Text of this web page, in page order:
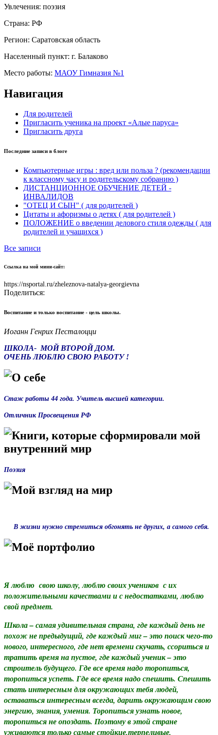
Увлечения: поэзия
Страна: РФ
Регион: Саратовская область
Населенный пункт: г. Балаково
Место работы: МАОУ Гимназия №1
Навигация
Для родителей
Пригласить ученика на проект «Алые паруса»
Пригласить друга
Последние записи в блоге
Компьютерные игры : вред или польза ? (рекомендации
к классному часу и родительскому собранию )
ДИСТАНЦИОННОЕ ОБУЧЕНИЕ ДЕТЕЙ -
ИНВАЛИДОВ
"ОТЕЦ И СЫН" ( для родителей )
Цитаты и афоризмы о детях ( для родителей )
ПОЛОЖЕНИЕ о введении делового стиля одежды ( для
родителей и учащихся )
Все записи
Ссылка на мой мини-сайт:
https://nsportal.ru/zheleznova-natalya-georgievna
Поделиться:
Воспитание и только воспитание - цель школы.
Иоганн Генрих Песталоцци
ШКОЛА- МОЙ ВТОРОЙ ДОМ.
ОЧЕНЬ ЛЮБЛЮ СВОЮ РАБОТУ !
О себе
Стаж работы 44 года. Учитель высшей категории.
Отличник Просвещения РФ
Книги, которые сформировали мой
внутренний мир
Поэзия
Мой взгляд на мир
В жизни нужно стремиться обгонять не других, а самого себя.
Моё портфолио
Я люблю свою школу, люблю своих учеников с их
положительными качествами и с недостатками, люблю
свой предмет.
Школа – самая удивительная страна, где каждый день не
похож не предыдущий, где каждый миг – это поиск чего-то
нового, интересного, где нет времени скучать, ссориться и
тратить время на пустое, где каждый ученик – это
строитель будущего. Где все время надо торопиться,
торопиться успеть. Где все время надо спешить. Спешить
стать интересным для окружающих тебя людей,
оставаться интересным всегда, дарить окружающим свою
энергию, знания, умения. Торопиться узнать новое,
торопиться не опоздать. Поэтому в этой стране
уживаются только самые стойкие,терпеливые,